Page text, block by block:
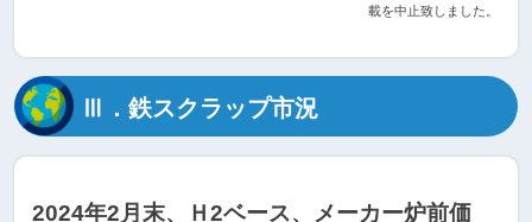
載を中止致しました。
Ⅲ．鉄スクラップ市況
2024年2月末、Ｈ2ベース、メーカー炉前価